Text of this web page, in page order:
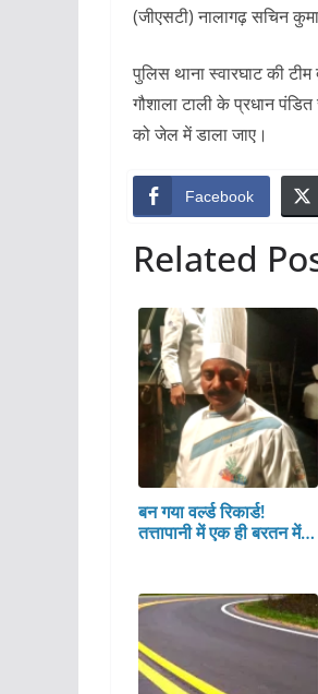
(जीएसटी) नालागढ़ सचिन
पुलिस थाना स्वारघाट की टीम
गौशाला टाली के प्रधान
को जेल में डाला जाए।
Facebook
Related
बन गया वर्ल्ड रिकार्ड!
तत्तापानी में एक ही बरतन में…